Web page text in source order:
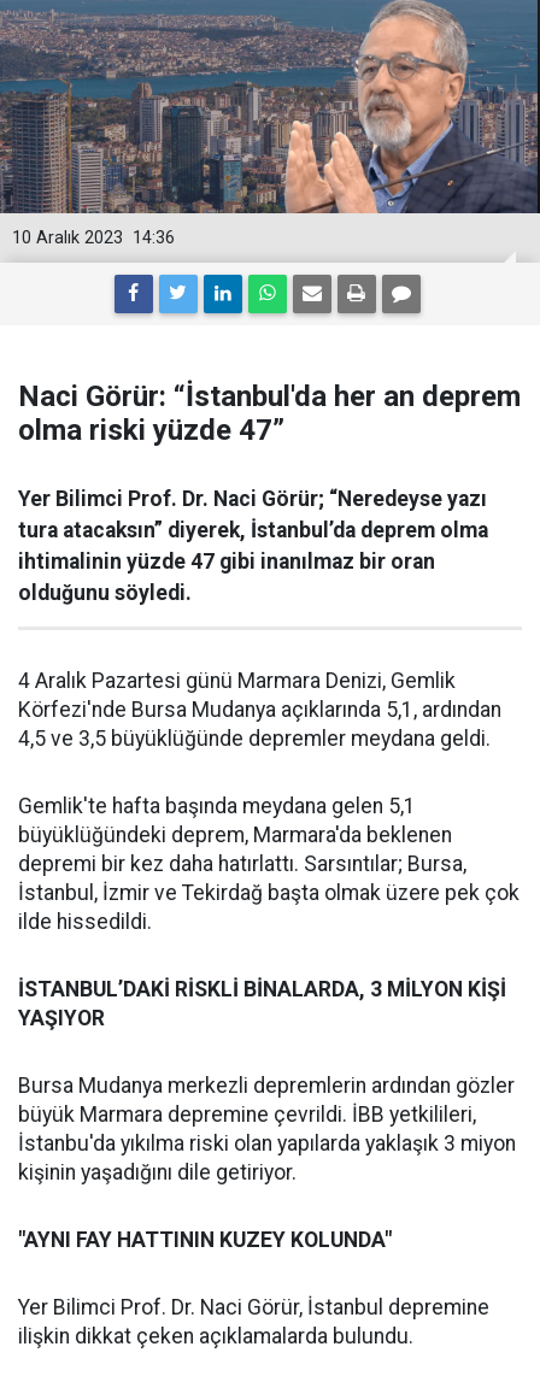
14:36
10 Aralık 2023
Naci Görür: “İstanbul'da her an deprem
olma riski yüzde 47”
Yer Bilimci Prof. Dr. Naci Görür; “Neredeyse yazı
tura atacaksın” diyerek, İstanbul’da deprem olma
ihtimalinin yüzde 47 gibi inanılmaz bir oran
olduğunu söyledi.
4 Aralık Pazartesi günü Marmara Denizi, Gemlik
Körfezi'nde Bursa Mudanya açıklarında 5,1, ardından
4,5 ve 3,5 büyüklüğünde depremler meydana geldi.
Gemlik'te hafta başında meydana gelen 5,1
büyüklüğündeki deprem, Marmara'da beklenen
depremi bir kez daha hatırlattı. Sarsıntılar; Bursa,
İstanbul, İzmir ve Tekirdağ başta olmak üzere pek çok
ilde hissedildi.
İSTANBUL’DAKİ RİSKLİ BİNALARDA, 3 MİLYON KİŞİ
YAŞIYOR
Bursa Mudanya merkezli depremlerin ardından gözler
büyük Marmara depremine çevrildi. İBB yetkilileri,
İstanbu'da yıkılma riski olan yapılarda yaklaşık 3 miyon
kişinin yaşadığını dile getiriyor.
"AYNI FAY HATTININ KUZEY KOLUNDA"
Yer Bilimci Prof. Dr. Naci Görür, İstanbul depremine
ilişkin dikkat çeken açıklamalarda bulundu.